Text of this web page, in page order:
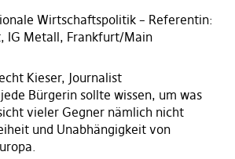
Wirtschaftspolitik – Referentin:
IG Metall, Frankfurt/Main
Kieser, Journalist
Bürgerin sollte wissen, um was
vieler Gegner nämlich nicht
und Unabhängigkeit von